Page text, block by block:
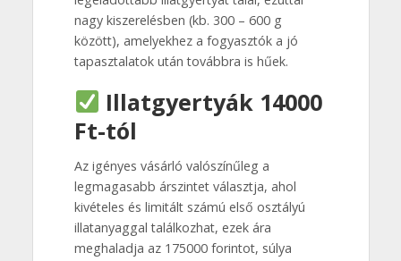
nagy kiszerelésben (kb. 300 – 600 g
között), amelyekhez a fogyasztók a jó
tapasztalatok után továbbra is hűek.
Illatgyertyák 14000
Ft-tól
Az igényes vásárló valószínűleg a
legmagasabb árszintet választja, ahol
kivételes és limitált számú első osztályú
illatanyaggal találkozhat, ezek ára
meghaladja az 175000 forintot, súlya